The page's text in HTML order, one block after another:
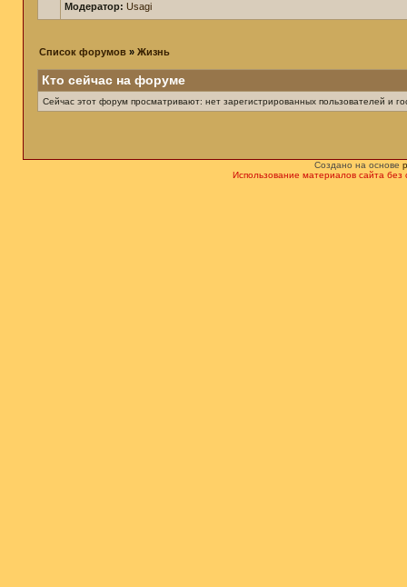
Модератор: Usagi
Список форумов » Жизнь
Кто сейчас на форуме
Сейчас этот форум просматривают: нет зарегистрированных пользователей и
Создано на основе
Использование материалов сайта